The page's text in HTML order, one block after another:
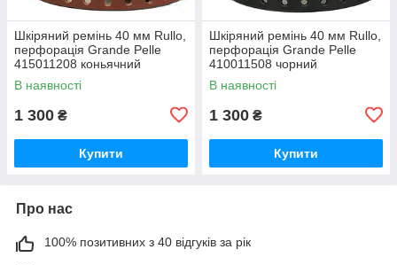
Шкіряний ремінь 40 мм Rullo,
перфорація Grande Pelle
415011208 коньячний
В наявності
1 300 ₴
Купити
Шкіряний ремінь 40 мм Rullo,
перфорація Grande Pelle
410011508 чорний
В наявності
1 300 ₴
Купити
Про нас
100% позитивних з 40 відгуків за рік